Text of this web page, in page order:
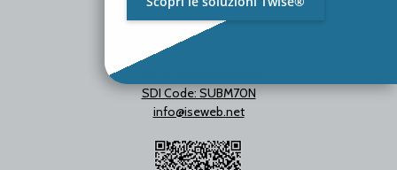
SDI Code: SUBM70N
info@iseweb.net